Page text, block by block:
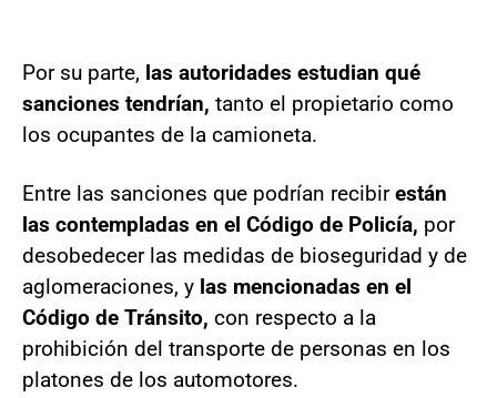
Por su parte, las autoridades estudian qué
sanciones tendrían, tanto el propietario como
los ocupantes de la camioneta.
Entre las sanciones que podrían recibirestán
las contempladas en el Código de Policía, por
desobedecer las medidas de bioseguridad y de
aglomeraciones, y las mencionadas en el
Código de Tránsito, con respecto a la
prohibición del transporte de personas en los
platones de los automotores.